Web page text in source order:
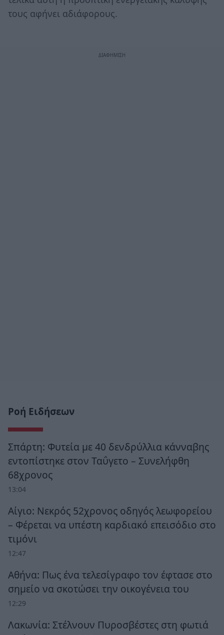
τους αφήνει αδιάφορους.
Ροή Ειδήσεων
Σπάρτη: Φυτεία με 40 δενδρύλλια κάνναβης
εντοπίστηκε στον Ταΰγετο – Συνελήφθη
68χρονος
13:04
Αίγιο: Νεκρός 52χρονος οδηγός λεωφορείου
– Φέρεται να υπέστη καρδιακό επεισόδιο στο
τιμόνι
12:47
Αθήνα: Πως ένα τελεσίγραφο τον έφτασε στο
σημείο να σκοτώσει την οικογένεια του
12:29
Λακωνία: Στέλνουν Πυροσβέστες στη φωτιά